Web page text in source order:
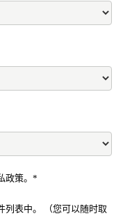
政策。*
列表中。 （您可以随时取